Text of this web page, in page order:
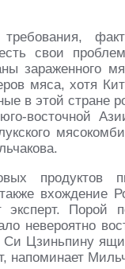
свои
зараженного
мяса, хотя
в этой стране
восточной
продуктов
вхождение
Порой
невероятно
Цзиньпину
напоминает